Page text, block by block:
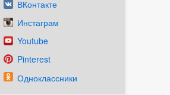
ВКонтакте
Инстаграм
Youtube
Pinterest
Одноклассники